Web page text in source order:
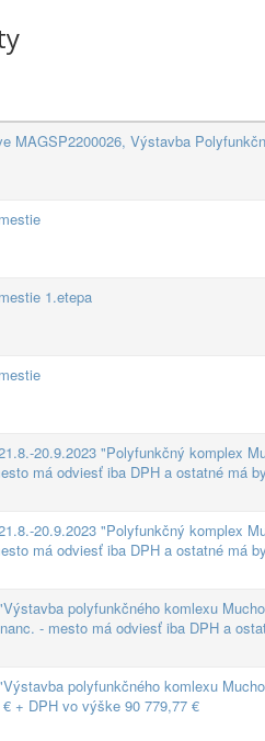
MAGSP2200026, Výstavba
1.etepa
20.9.2023 "Polyfunkčný komplex
má odviesť iba DPH a ostatné má
20.9.2023 "Polyfunkčný komplex
má odviesť iba DPH a ostatné má
polyfunkčného komlexu
- mesto má odviesť iba DPH a
polyfunkčného komlexu
+ DPH vo výške 90 779,77 €